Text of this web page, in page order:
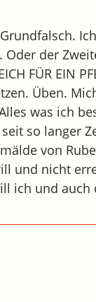
der
FÜR EIN
Üben.
was ich
so langer
von
und nicht
ich und auch